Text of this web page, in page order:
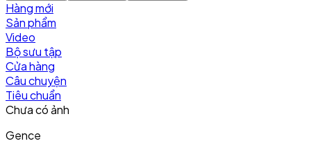
Hàng mới
Sản phẩm
Video
Bộ sưu tập
Cửa hàng
Câu chuyện
Tiêu chuẩn
Chưa có ảnh
Gence